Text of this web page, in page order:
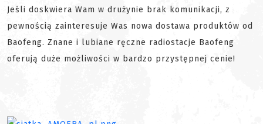
Jeśli doskwiera Wam w drużynie brak komunikacji, z
pewnością zainteresuje Was nowa dostawa produktów od
Baofeng. Znane i lubiane ręczne radiostacje Baofeng
oferują duże możliwości w bardzo przystępnej cenie!